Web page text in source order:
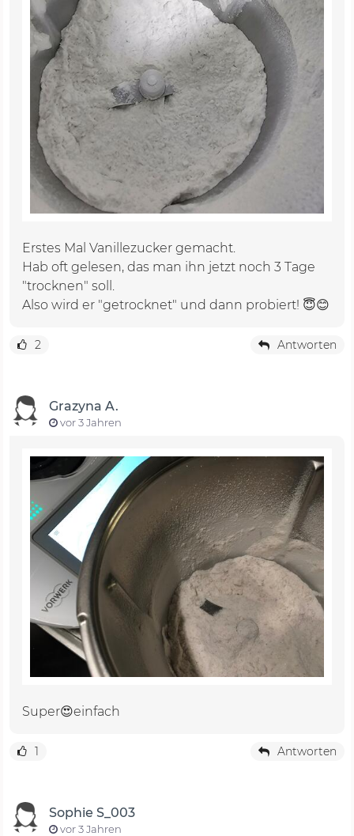
Erstes Mal Vanillezucker gemacht.
Hab oft gelesen, das man ihn jetzt noch 3 Tage
"trocknen" soll.
Also wird er "getrocknet" und dann probiert! 😇😊
2 Antworten
Grazyna A.
vor 3 Jahren
Super😍einfach
1 Antworten
Sophie S_003
vor 3 Jahren